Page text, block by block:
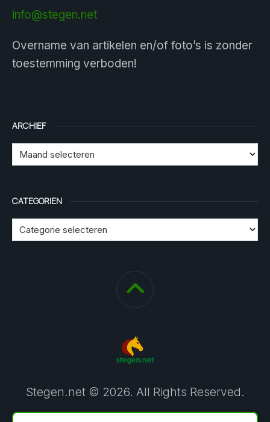
info@stegen.net
Overname van artikelen en/of foto’s is zonder
toestemming verboden!
ARCHIEF
CATEGORIEN
Stegen.net © 2026. All Rights Reserved.